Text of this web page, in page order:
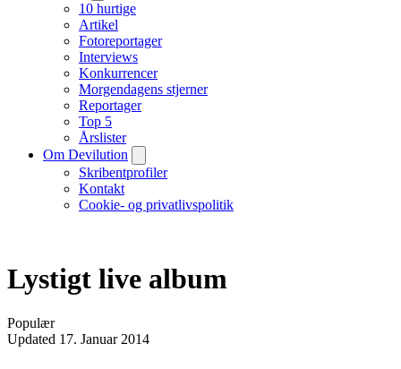
10 hurtige
Artikel
Fotoreportager
Interviews
Konkurrencer
Morgendagens stjerner
Reportager
Top 5
Årslister
Om Devilution
Skribentprofiler
Kontakt
Cookie- og privatlivspolitik
Lystigt live album
Populær
Updated 17. Januar 2014